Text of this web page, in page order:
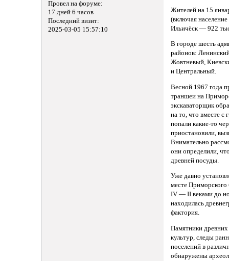
Провел на форуме:
17 дней 6 часов
Последний визит:
2025-03-05 15:57:10
Жителей на 15
(включая население
Ильичёск — 922
В городе шесть
районов:
Жовтневый,
и Центральный.
Весной 1967 года
траншеи на
экскаваторщик
на то, что вместе с
попали какие-то
приостановили,
Внимательно
они определили,
древней посуды.
Уже давно
месте Приморского
IV — II веками до
находилась
фактория.
Памятники
культур, следы
поселений в
обнаружены